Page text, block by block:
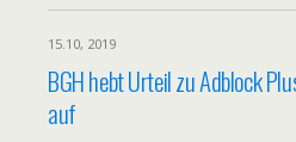
15.10, 2019
BGH hebt Urteil zu Adblock
auf